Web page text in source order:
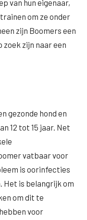
van hun eigenaar,
om ze onder
zijn Boomers een
zoek zijn naar een
gezonde hond en
12 tot 15 jaar. Net
vatbaar voor
is oorinfecties
Het is belangrijk om
om dit te
voor